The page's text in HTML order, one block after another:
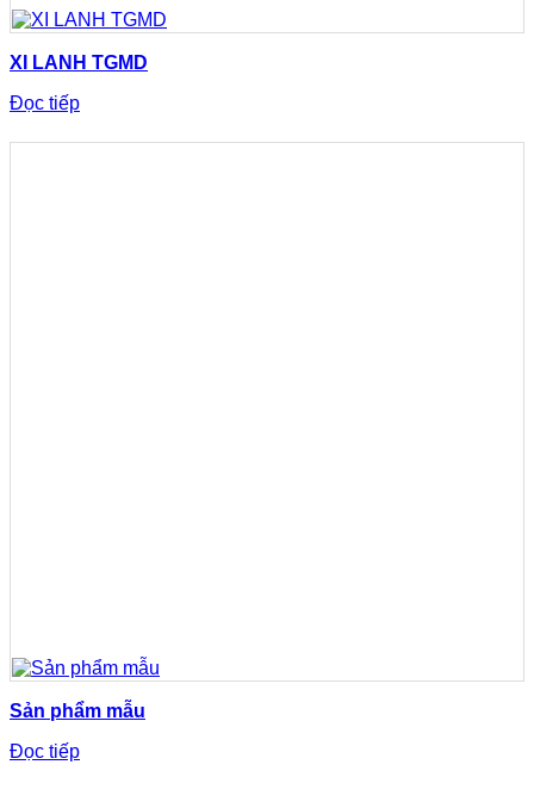
XI LANH TGMD
Đọc tiếp
Sản phẩm mẫu
Đọc tiếp